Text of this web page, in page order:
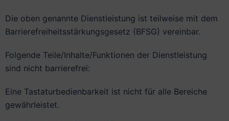
Die oben genannte Dienstleistung ist teilweise mit dem
Barrierefreiheitsstärkungsgesetz (BFSG) vereinbar.
Folgende Teile/Inhalte/Funktionen der Dienstleistung
sind nicht barrierefrei:
Eine Tastaturbedienbarkeit ist nicht für alle Bereiche
gewährleistet.